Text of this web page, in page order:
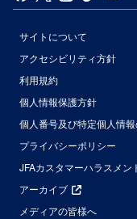
サイトについて
アクセシビリティ方針
利用規約
個人情報保護方針
個人番号及び特定個人情
プライバシーポリシー
JFAカスタマーハラスメン
アーカイブ
メディアの皆様へ